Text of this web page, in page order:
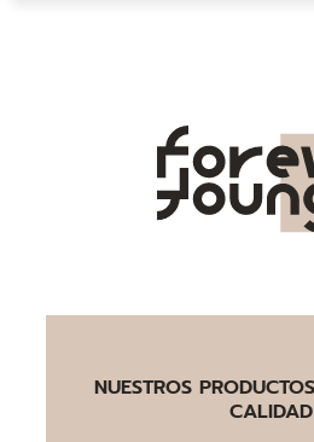
NUESTROS
CALIDAD